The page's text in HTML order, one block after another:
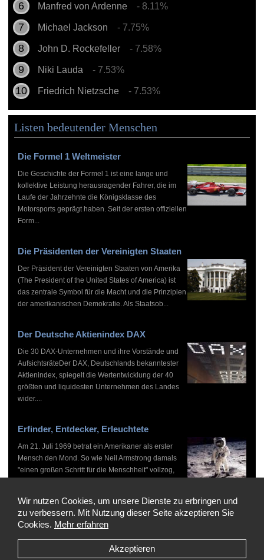
Manfred von Ardenne - 8.11%
Michael Jackson - 7.75%
John D. Rockefeller - 7.58%
Niki Lauda - 7.53%
Friedrich Nietzsche - 7.53%
Listen bedeutender Menschen
Die Formel 1 Weltmeister
Die Geschichte der Formel 1 ist eine lange und
kollektive Leistung herausragender Fahrer, die im
Laufe der Jahrzehnte die Königsklasse des
Motorsports geprägt haben. Seit der ersten offiziellen
Form...
Die Präsidenten der Vereinigten Staaten
Der Präsident der Vereinigten Staaten von Amerika
(The President of the United States of America) ist
das zentrale Symbol für die Macht und die Prinzipien
der amerikanischen Demokratie. Als Staatsob...
Der Deutsche Aktienindex DAX
Die 30 DAX-Unternehmen und ihre Vorstände und
AufsichtsräteDer DAX, Deutschlands bekanntester
Aktienindex, spiegelt die Wertentwicklung der 40
größten und liquidesten Unternehmen des Landes
wider....
Erfinder, Entdecker, Erleuchtete
Am 21. Juli 1969 betrat ein Amerikaner als erster
Mensch den Mond. So wie Neil Armstrong damals
"einen großen Schritt für die Menschheit" vollzog,
Copyright © 1999-2026 by WHO'S WHO, Alle Rechte vorbehalten
Wir nutzen Cookies, um unsere Dienste zu erbringen und
zu verbessern. Mit Nutzung dieser Seite akzeptieren Sie
Cookies. Mehr erfahren
Akzeptieren